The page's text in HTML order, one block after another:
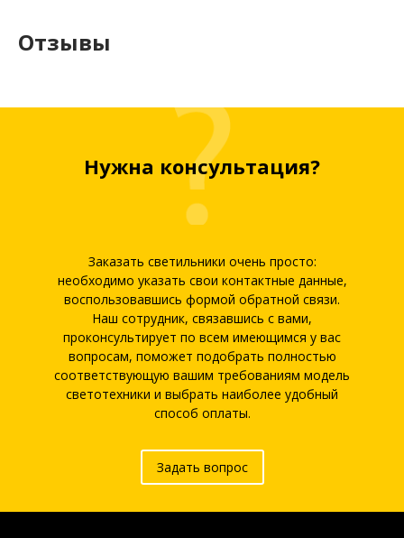
Отзывы
Нужна консультация?
Заказать светильники очень просто:
необходимо указать свои контактные данные,
воспользовавшись формой обратной связи.
Наш сотрудник, связавшись с вами,
проконсультирует по всем имеющимся у вас
вопросам, поможет подобрать полностью
соответствующую вашим требованиям модель
светотехники и выбрать наиболее удобный
способ оплаты.
Задать вопрос